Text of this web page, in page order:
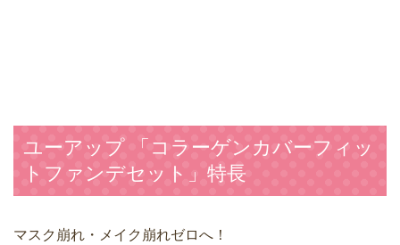
ユーアップ 「コラーゲンカバーフィッ
トファンデセット」特長
マスク崩れ・メイク崩れゼロへ！